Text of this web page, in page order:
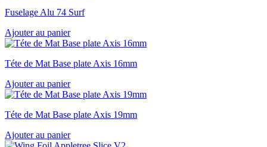
Fuselage Alu 74 Surf
Ajouter au panier
Téte de Mat Base plate Axis 16mm
Ajouter au panier
Téte de Mat Base plate Axis 19mm
Ajouter au panier